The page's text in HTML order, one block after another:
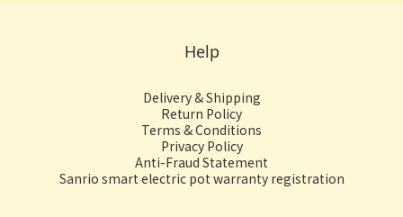
Help
Delivery & Shipping
Return Policy
Terms & Conditions
Privacy Policy
Anti-Fraud Statement
Sanrio smart electric pot warranty registration